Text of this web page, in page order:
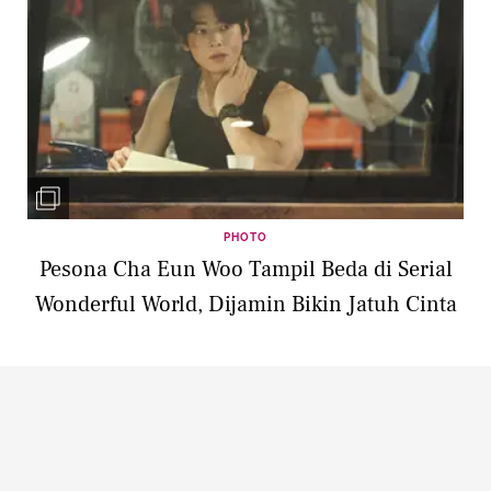
PHOTO
Pesona Cha Eun Woo Tampil Beda di Serial
Wonderful World, Dijamin Bikin Jatuh Cinta